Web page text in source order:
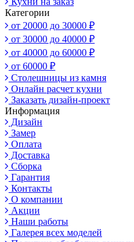
Категории
от 20000 до 30000 ₽
от 30000 до 40000 ₽
от 40000 до 60000 ₽
от 60000 ₽
Столешницы из камня
Онлайн расчет кухни
Заказать дизайн-проект
Информация
Дизайн
Замер
Оплата
Доставка
Сборка
Гарантия
Контакты
О компании
Акции
Наши работы
Галерея всех моделей